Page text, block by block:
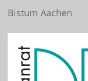
Bistum Aachen